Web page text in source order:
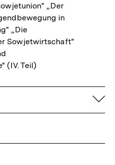
„Der
in
„Die
Sowjetwirtschaft"
(IV. Teil)